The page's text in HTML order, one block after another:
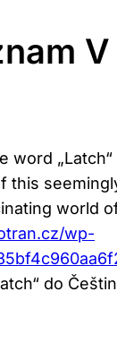
this
world
wp-
do